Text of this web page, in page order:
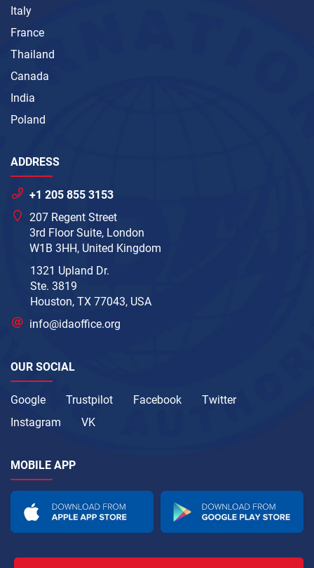
Italy
France
Thailand
Canada
India
Poland
ADDRESS
+1 205 855 3153
207 Regent Street
3rd Floor Suite, London
W1B 3HH, United Kingdom
1321 Upland Dr.
Ste. 3819
Houston, TX 77043, USA
info@idaoffice.org
OUR SOCIAL
Google Trustpilot Facebook
Twitter
Instagram
VK
MOBILE APP